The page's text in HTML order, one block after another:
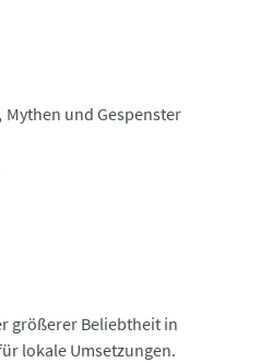
Mythen und Gespenster
größerer Beliebtheit in
lokale Umsetzungen.